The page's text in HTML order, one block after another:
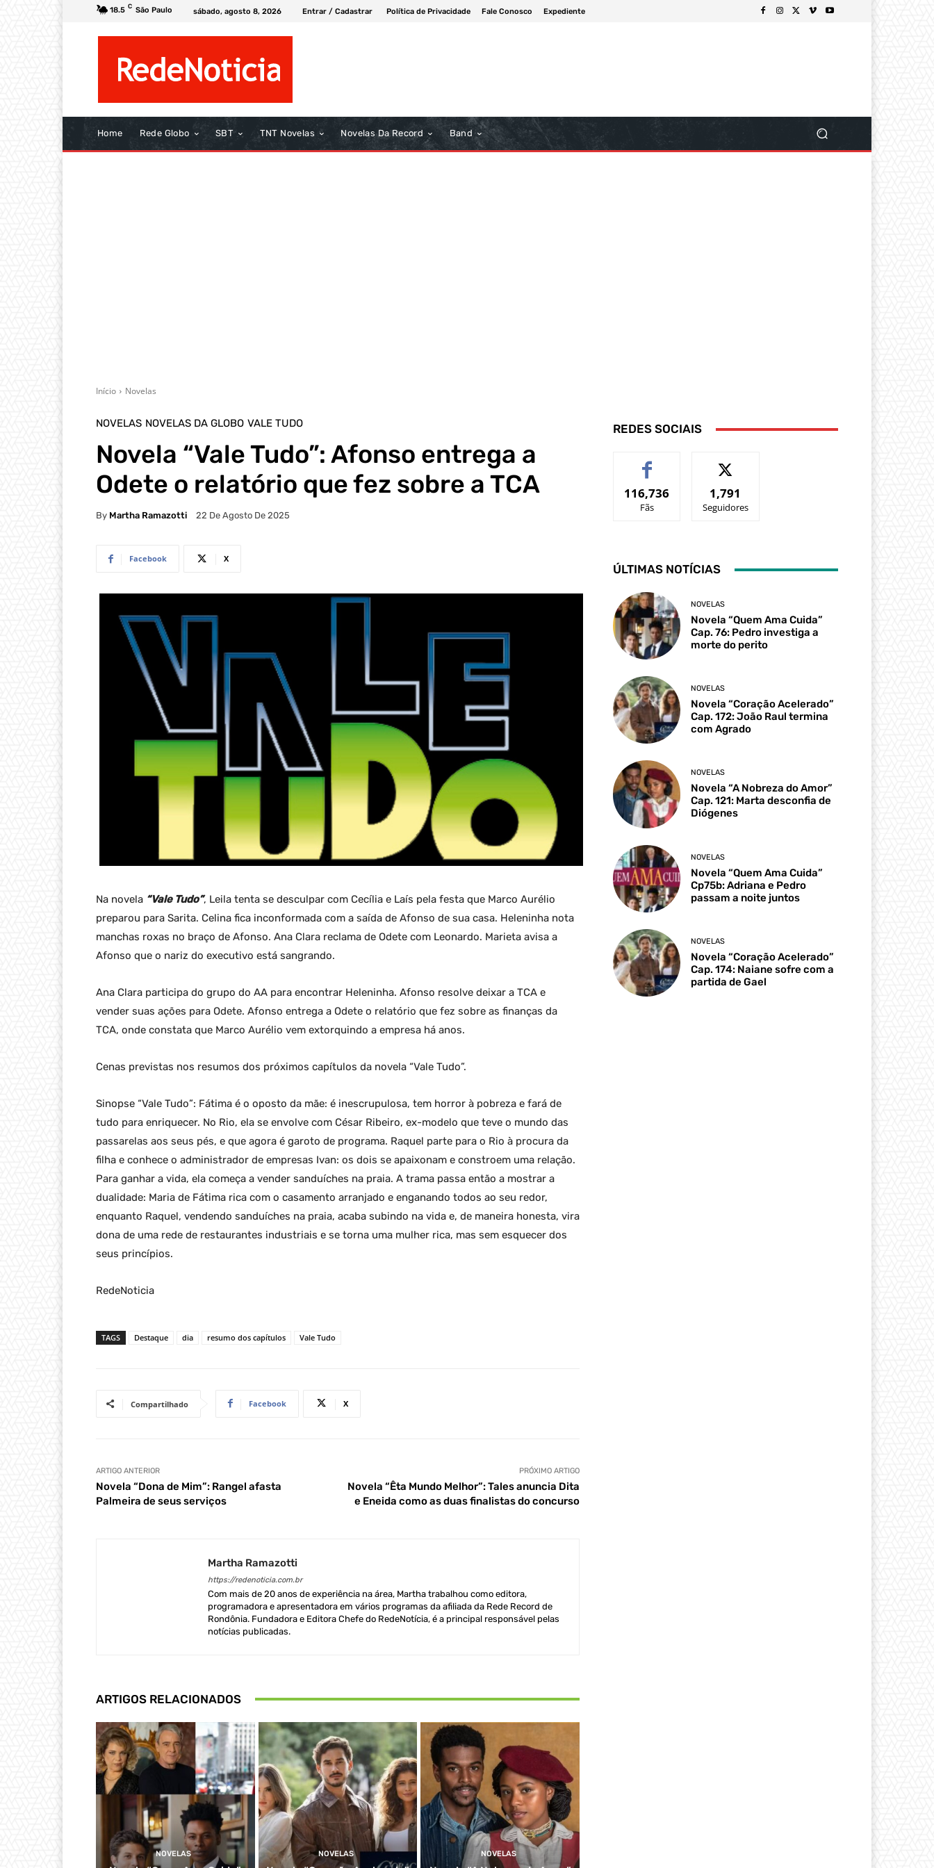
18.5 C São Paulo sábado, agosto 8, 2026 Entrar / Cadastrar Política de Privacidade Fale Conosco Expediente
Home Rede Globo SBT TNT Novelas Novelas Da Record Band
Início Novelas
NOVELAS NOVELAS DA GLOBO VALE TUDO
Novela “Vale Tudo”: Afonso entrega a
Odete o relatório que fez sobre a TCA
By Martha Ramazotti 22 De Agosto De 2025
Facebook X
Na novela “Vale Tudo”, Leila tenta se desculpar com Cecília e Laís pela festa que Marco Aurélio
preparou para Sarita. Celina fica inconformada com a saída de Afonso de sua casa. Heleninha nota
manchas roxas no braço de Afonso. Ana Clara reclama de Odete com Leonardo. Marieta avisa a
Afonso que o nariz do executivo está sangrando.
Ana Clara participa do grupo do AA para encontrar Heleninha. Afonso resolve deixar a TCA e
vender suas ações para Odete. Afonso entrega a Odete o relatório que fez sobre as finanças da
TCA, onde constata que Marco Aurélio vem extorquindo a empresa há anos.
Cenas previstas nos resumos dos próximos capítulos da novela “Vale Tudo”.
Sinopse “Vale Tudo”: Fátima é o oposto da mãe: é inescrupulosa, tem horror à pobreza e fará de
tudo para enriquecer. No Rio, ela se envolve com César Ribeiro, ex-modelo que teve o mundo das
passarelas aos seus pés, e que agora é garoto de programa. Raquel parte para o Rio à procura da
filha e conhece o administrador de empresas Ivan: os dois se apaixonam e constroem uma relação.
Para ganhar a vida, ela começa a vender sanduíches na praia. A trama passa então a mostrar a
dualidade: Maria de Fátima rica com o casamento arranjado e enganando todos ao seu redor,
enquanto Raquel, vendendo sanduíches na praia, acaba subindo na vida e, de maneira honesta, vira
dona de uma rede de restaurantes industriais e se torna uma mulher rica, mas sem esquecer dos
seus princípios.
RedeNoticia
TAGS Destaque dia resumo dos capítulos Vale Tudo
Compartilhado Facebook X
ARTIGO ANTERIOR
Novela “Dona de Mim”: Rangel afasta
Palmeira de seus serviços
PRÓXIMO ARTIGO
Novela “Êta Mundo Melhor”: Tales anuncia Dita
e Eneida como as duas finalistas do concurso
Martha Ramazotti
https://redenoticia.com.br
Com mais de 20 anos de experiência na área, Martha trabalhou como editora,
programadora e apresentadora em vários programas da afiliada da Rede Record de
Rondônia. Fundadora e Editora Chefe do RedeNotícia, é a principal responsável pelas
notícias publicadas.
ARTIGOS RELACIONADOS
NOVELAS NOVELAS NOVELAS
REDES SOCIAIS
116,736
Fãs
1,791
Seguidores
ÚLTIMAS NOTÍCIAS
NOVELAS
Novela “Quem Ama Cuida”
Cap. 76: Pedro investiga a
morte do perito
NOVELAS
Novela “Coração Acelerado”
Cap. 172: João Raul termina
com Agrado
NOVELAS
Novela “A Nobreza do Amor”
Cap. 121: Marta desconfia de
Diógenes
NOVELAS
Novela “Quem Ama Cuida”
Cp75b: Adriana e Pedro
passam a noite juntos
NOVELAS
Novela “Coração Acelerado”
Cap. 174: Naiane sofre com a
partida de Gael